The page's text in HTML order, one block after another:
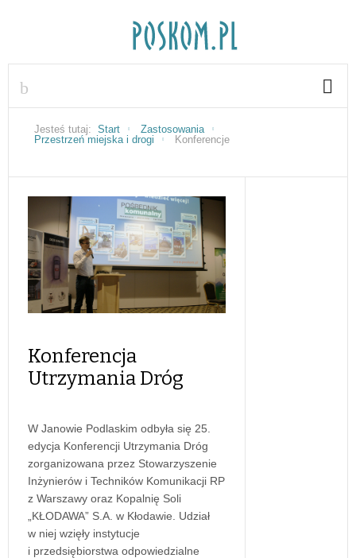
Jesteś tutaj: Start
Zastosowania
Przestrzeń miejska i drogi
Konferencje
Konferencja
Utrzymania Dróg
W Janowie Podlaskim odbyła się 25.
edycja Konferencji Utrzymania Dróg
zorganizowana przez Stowarzyszenie
Inżynierów i Techników Komunikacji RP
z Warszawy oraz Kopalnię Soli
„KŁODAWA” S.A. w Kłodawie. Udział
w niej wzięły instytucje
i przedsiębiorstwa odpowiedzialne